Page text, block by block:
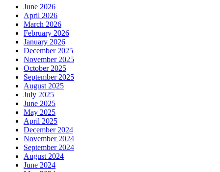
June 2026
April 2026
March 2026
February 2026
January 2026
December 2025
November 2025
October 2025
September 2025
August 2025
July 2025
June 2025
May 2025
April 2025
December 2024
November 2024
September 2024
August 2024
June 2024